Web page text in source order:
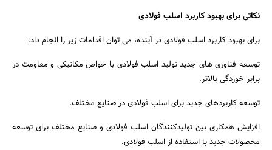
نکاتی برای بهبود کاربرد اسلب فولادی
برای بهبود کاربرد اسلب فولادی در آینده، می توان اقدامات زیر را انجام داد:
توسعه فناوری های جدید تولید اسلب فولادی با خواص مکانیکی و مقاومت در
برابر خوردگی بالاتر.
توسعه کاربردهای جدید برای اسلب فولادی در صنایع مختلف.
افزایش همکاری بین تولیدکنندگان اسلب فولادی و صنایع مختلف برای توسعه
محصولات جدید با استفاده از اسلب فولادی.